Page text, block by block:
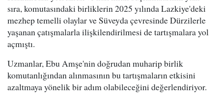
sıra, komutasındaki birliklerin 2025 yılında Lazkiye'deki
mezhep temelli olaylar ve Süveyda çevresinde Dürzilerle
yaşanan çatışmalarla ilişkilendirilmesi de tartışmalara yol
açmıştı.
Uzmanlar, Ebu Amşe'nin doğrudan muharip birlik
komutanlığından alınmasının bu tartışmaların etkisini
azaltmaya yönelik bir adım olabileceğini değerlendiriyor.